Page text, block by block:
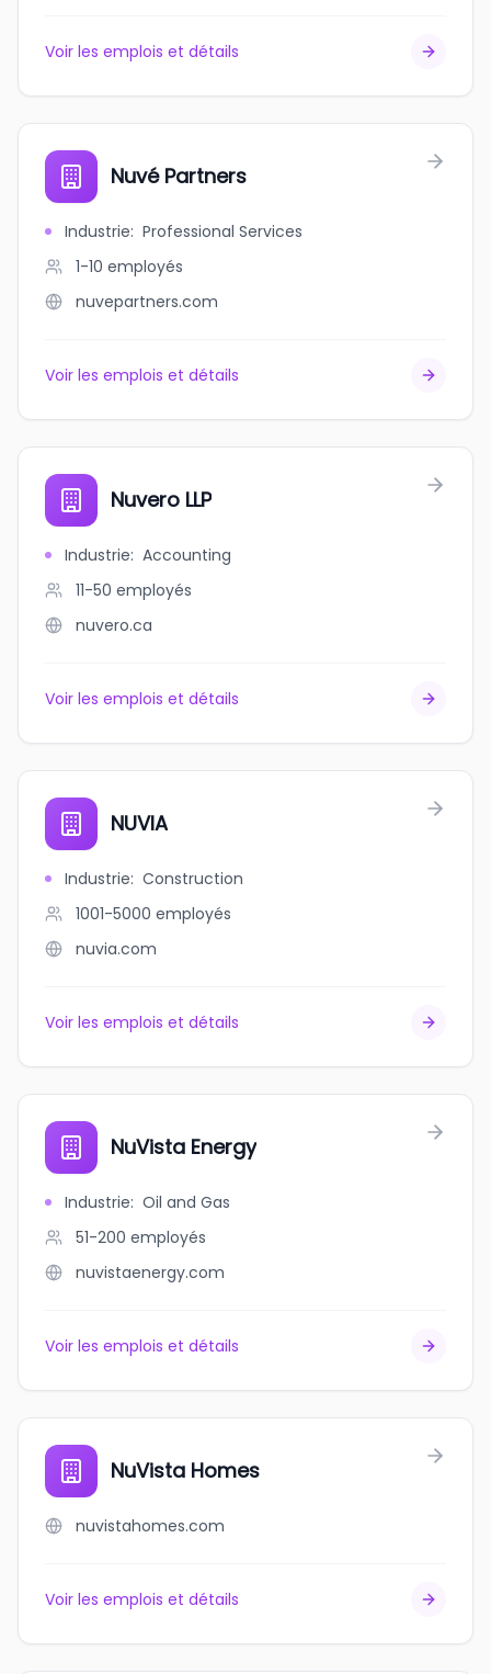
Voir les emplois et détails
Nuvé Partners
Industrie: Professional Services
1-10 employés
nuvepartners.com
Voir les emplois et détails
Nuvero LLP
Industrie: Accounting
11-50 employés
nuvero.ca
Voir les emplois et détails
NUVIA
Industrie: Construction
1001-5000 employés
nuvia.com
Voir les emplois et détails
NuVista Energy
Industrie: Oil and Gas
51-200 employés
nuvistaenergy.com
Voir les emplois et détails
NuVista Homes
nuvistahomes.com
Voir les emplois et détails